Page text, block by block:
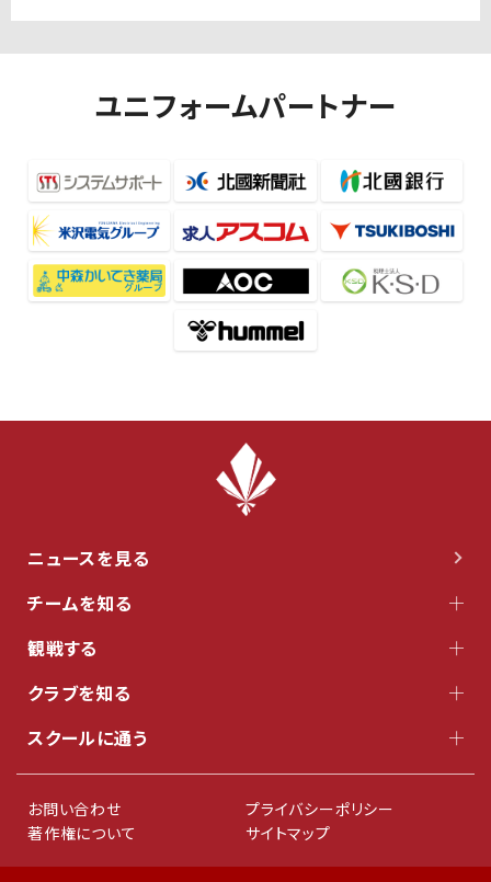
ユニフォームパートナー
ニュースを見る
チームを知る
観戦する
クラブを知る
スクールに通う
お問い合わせ
プライバシーポリシー
著作権について
サイトマップ